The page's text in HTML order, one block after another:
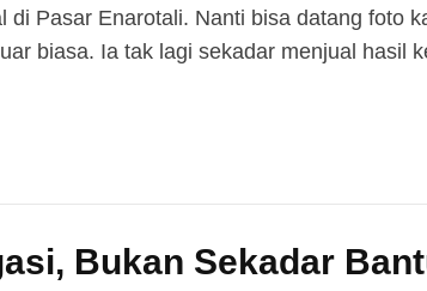
Pasar Enarotali. Nanti bisa datang foto
biasa. Ia tak lagi sekadar menjual hasil
Bukan Sekadar